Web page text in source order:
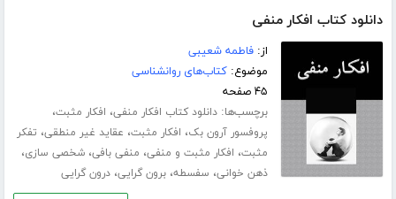
دانلود کتاب افکار منفی
از:فاطمه شعیبی
موضوع:کتاب‌های روانشناسی
۴۵ صفحه
برچسب‌ها:دانلود کتاب افکار منفی، افکار مثبت،
پروفسور آرون بک، افکار مثبت، عقاید غیر منطقی، تفکر
مثبت، افکار مثبت و منفی، منفی بافی،شخصی سازی،
ذهن خوانی، سفسطه،برون گرایی،درون گرایی